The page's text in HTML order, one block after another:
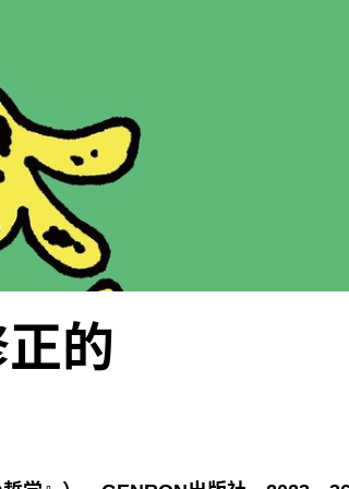
长的唯一方法，就是我们亲手中断资
通过对于晚期马克思笔记的解读表明
场；晚年的马克思对于包括资本主义和
的